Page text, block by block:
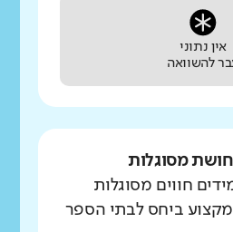
אין נתוני
להשוואה
מסוגלות
חווים מסוגלות
ביחס לבתי הספר